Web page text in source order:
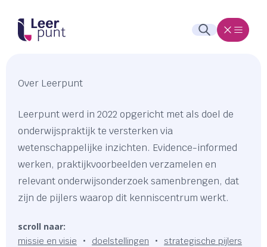
Over Leerpunt
Leerpunt werd in 2022 opgericht met als doel de
onderwijspraktijk te versterken via
wetenschappelijke inzichten. Evidence-informed
werken, praktijkvoorbeelden verzamelen en
relevant onderwijsonderzoek samenbrengen, dat
zijn de pijlers waarop dit kenniscentrum werkt.
scroll naar:
missie en visie doelstellingen
strategische pijlers